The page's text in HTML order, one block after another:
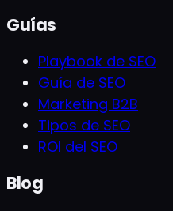
Guías
Playbook de SEO
Guía de SEO
Marketing B2B
Tipos de SEO
ROI del SEO
Blog